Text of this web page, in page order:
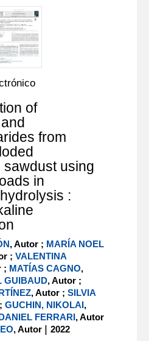
of
from
sawdust using
in
:
, Autor ; MARÍA NOEL
;VALENTINA
; MATÍAS CAGNO,
GUIBAUD, Autor ;
, Autor ;SILVIA
;GUCHIN, NIKOLAI,
FERRARI, Autor
, Autor |2022